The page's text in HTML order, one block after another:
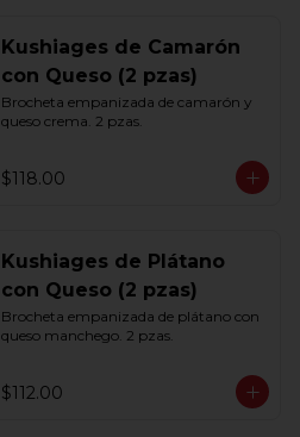
Kushiages de Camarón
con Queso (2 pzas)
Brocheta empanizada de camarón y
queso crema. 2 pzas.
$118.00
Kushiages de Plátano
con Queso (2 pzas)
Brocheta empanizada de plátano con
queso manchego. 2 pzas.
$112.00